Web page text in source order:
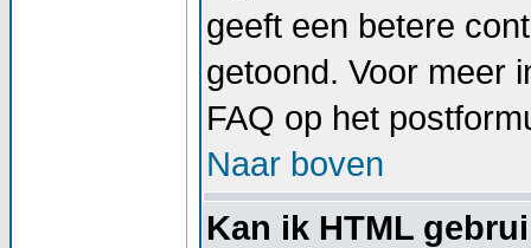
geeft een betere
getoond. Voor meer
FAQ op het
Naar boven
Kan ik HTML